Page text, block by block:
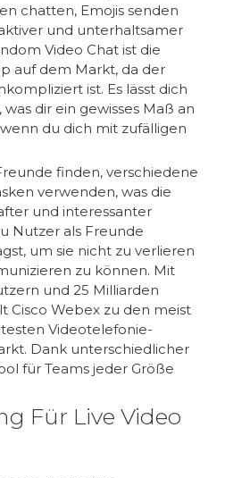
chatten, Emojis senden
und unterhaltsamer
Video Chat ist die
auf dem Markt, da der
ist. Es lässt dich
dir ein gewisses Maß an
du dich mit zufälligen
finden, verschiedene
verwenden, was die
und interessanter
Nutzer als Freunde
um sie nicht zu verlieren
zu können. Mit
und 25 Milliarden
Cisco Webex zu den meist
Videotelefonie-
Dank unterschiedlicher
für Teams jeder Größe
Für Live Video